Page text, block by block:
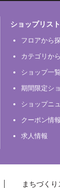
ショップリスト
フロアから
カテゴリか
ショップ一
期間限定シ
ショップニ
クーポン情報
求人情報
まちづくり